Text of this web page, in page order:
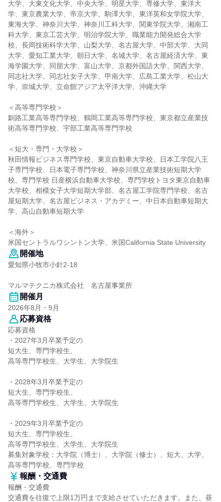
大学、大東文化大学、中央大学、明星大学、専修大学、東洋大
学、東京農業大学、帝京大学、駒澤大学、東洋英和女学院大学、
東海大学、神奈川大学、神奈川工科大学、関東学院大学、湘南工
科大学、東京工芸大学、明治学院大学、職業能力開発総合大学
校、長岡技術科学大学、山梨大学、名古屋大学、中部大学、大同
大学、愛知工業大学、朝日大学、名城大学、名古屋経済大学、東
海学園大学、同朋大学、富山大学、京都外国語大学、関西大学、
同志社大学、同志社女子大学、甲南大学、広島工業大学、松山大
学、崇城大学、立命館アジア太平洋大学、沖縄大学
＜高等専門学校＞
釧路工業高等専門学校、鶴岡工業高等専門学校、東京都立産業技
術高等専門学校、宇部工業高等専門学校
＜短大・専門・大学校＞
秋田情報ビジネス専門学校、東京自動車大学校、日本工学院八王
子専門学校、日本電子専門学校、神奈川県立産業技術短期大学
校、専門学校 日産横浜自動車大学校、専門学校トヨタ東京自動車
大学校、相模女子大学短期大学部、名古屋工学院専門学校、名古
屋短期大学、名古屋ビジネス・アカデミー、中日本自動車短期大
学、高山自動車短期大学
＜海外＞
米国セントラルワシントン大学、米国California State University
開催地
愛知県小牧市小針2-18
マルマテクニカ株式会社 名古屋事業所
開催月
2026年8月・9月
応募資格
応募資格
・2027年3月卒業予定の
短大生、専門学校生、
高等専門学校生、大学生、大学院生
・2028年3月卒業予定の
短大生、専門学校生、
高等専門学校生、大学生、大学院生
・2029年3月卒業予定の
短大生、専門学校生、
高等専門学校生、大学生、大学院生
募集対象学校：大学院（博士）、大学院（修士）、短大、大学、
高等専門学校、専門学校
報酬・交通費
報酬・交通費
交通費を往復で上限1万円まで支給させていただきます。また、昼